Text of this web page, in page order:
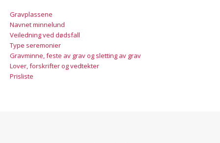
Gravplassene
Navnet minnelund
Veiledning ved dødsfall
Type seremonier
Gravminne, feste av grav og sletting av grav
Lover, forskrifter og vedtekter
Prisliste